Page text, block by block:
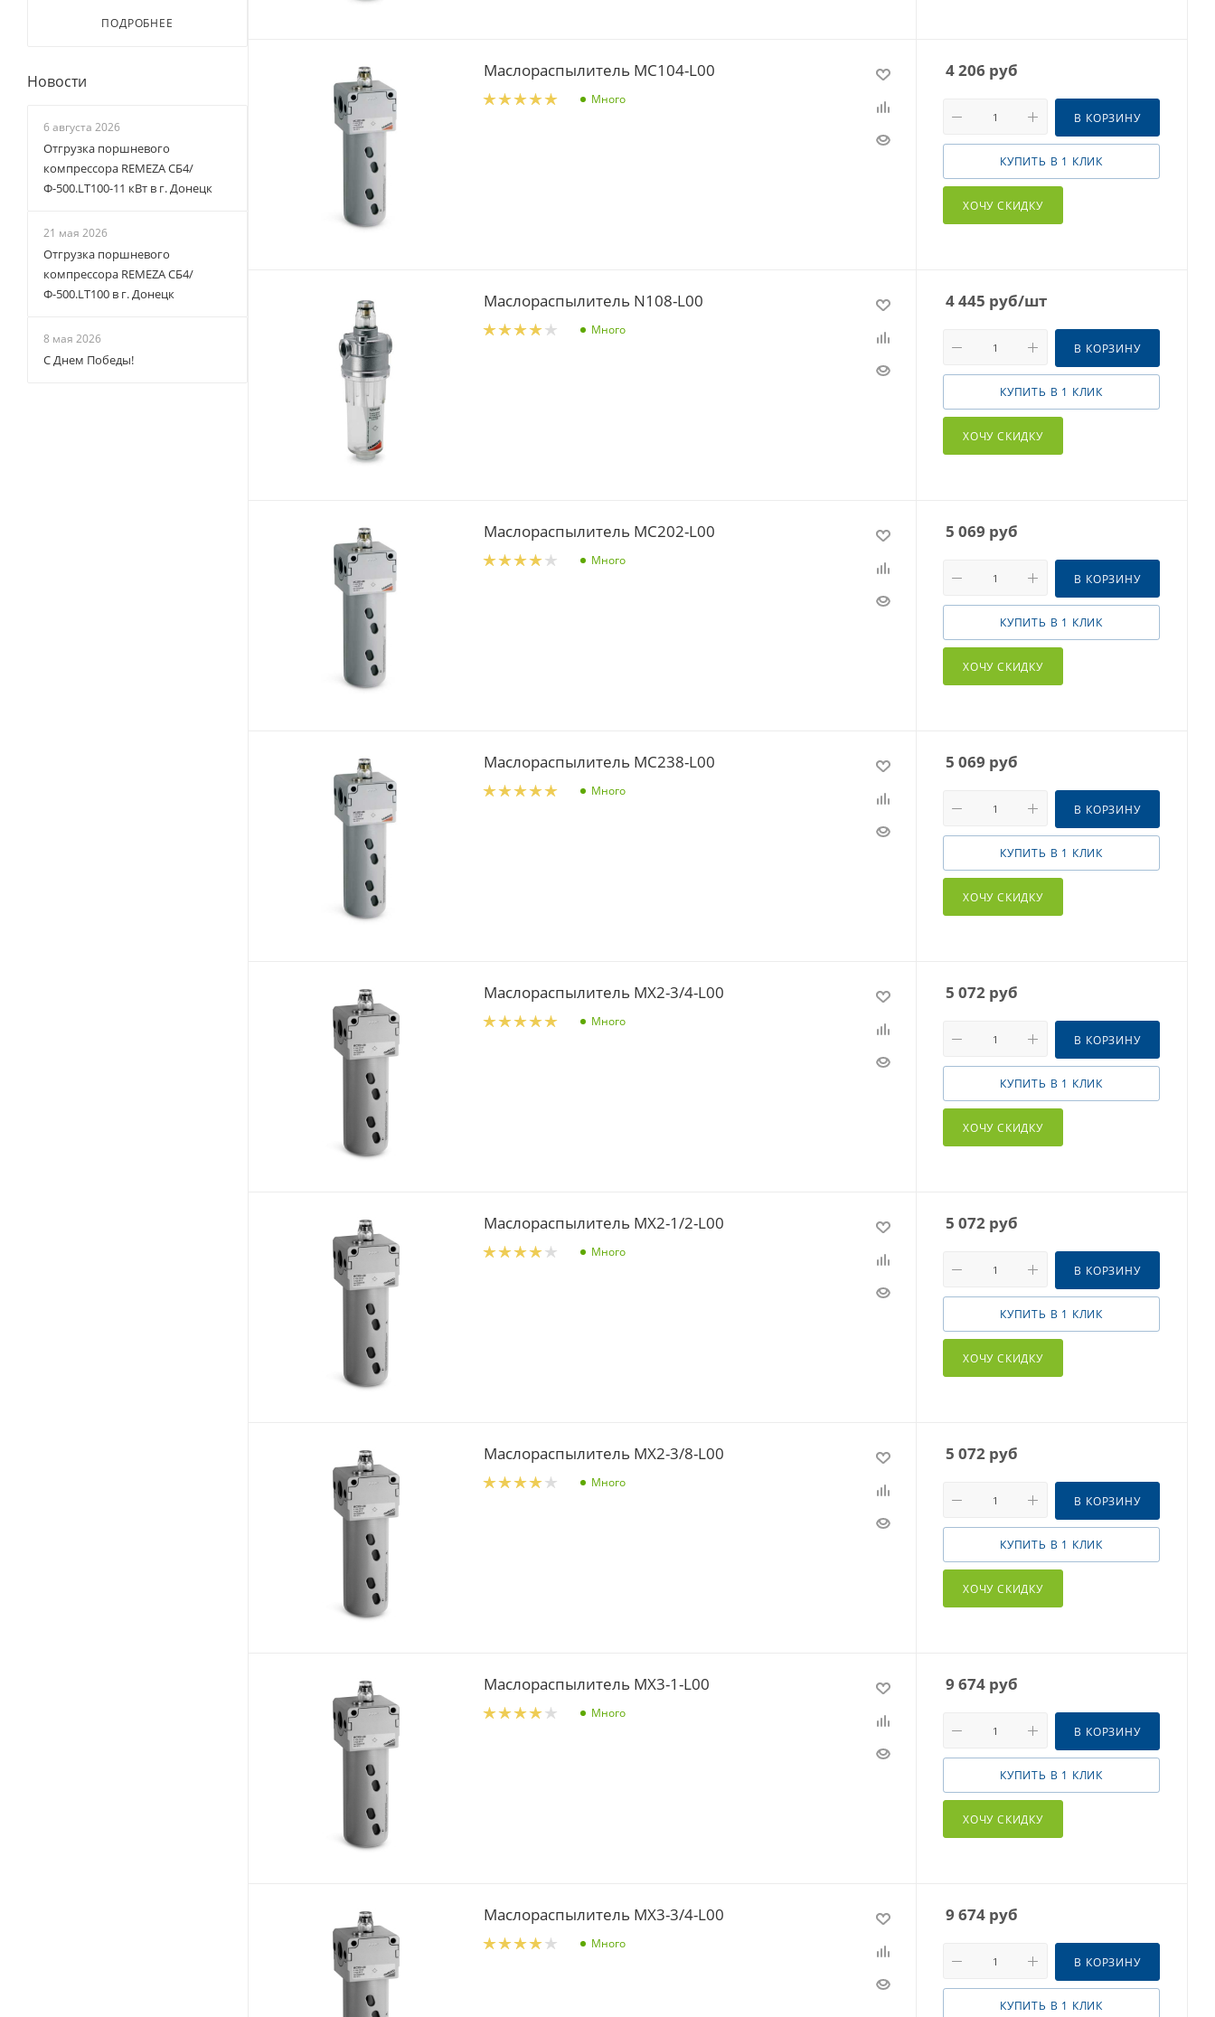
Маслораспылитель MC104-L00
Много
4 206 руб
В КОРЗИНУ
КУПИТЬ В 1 КЛИК
ХОЧУ СКИДКУ
Маслораспылитель N108-L00
Много
4 445 руб/шт
В КОРЗИНУ
КУПИТЬ В 1 КЛИК
ХОЧУ СКИДКУ
Маслораспылитель MC202-L00
Много
5 069 руб
В КОРЗИНУ
КУПИТЬ В 1 КЛИК
ХОЧУ СКИДКУ
Маслораспылитель MC238-L00
Много
5 069 руб
В КОРЗИНУ
КУПИТЬ В 1 КЛИК
ХОЧУ СКИДКУ
Маслораспылитель MX2-3/4-L00
Много
5 072 руб
В КОРЗИНУ
КУПИТЬ В 1 КЛИК
ХОЧУ СКИДКУ
Маслораспылитель MX2-1/2-L00
Много
5 072 руб
В КОРЗИНУ
КУПИТЬ В 1 КЛИК
ХОЧУ СКИДКУ
Маслораспылитель MX2-3/8-L00
Много
5 072 руб
В КОРЗИНУ
КУПИТЬ В 1 КЛИК
ХОЧУ СКИДКУ
Маслораспылитель MX3-1-L00
Много
9 674 руб
В КОРЗИНУ
КУПИТЬ В 1 КЛИК
ХОЧУ СКИДКУ
Маслораспылитель MX3-3/4-L00
Много
9 674 руб
В КОРЗИНУ
КУПИТЬ В 1 КЛИК
ПОДРОБНЕЕ
Новости
6 августа 2026
Отгрузка поршневого
компрессора REMEZA СБ4/
Ф-500.LT100-11 кВт в г. Донецк
21 мая 2026
Отгрузка поршневого
компрессора REMEZA СБ4/
Ф-500.LT100 в г. Донецк
8 мая 2026
С Днем Победы!